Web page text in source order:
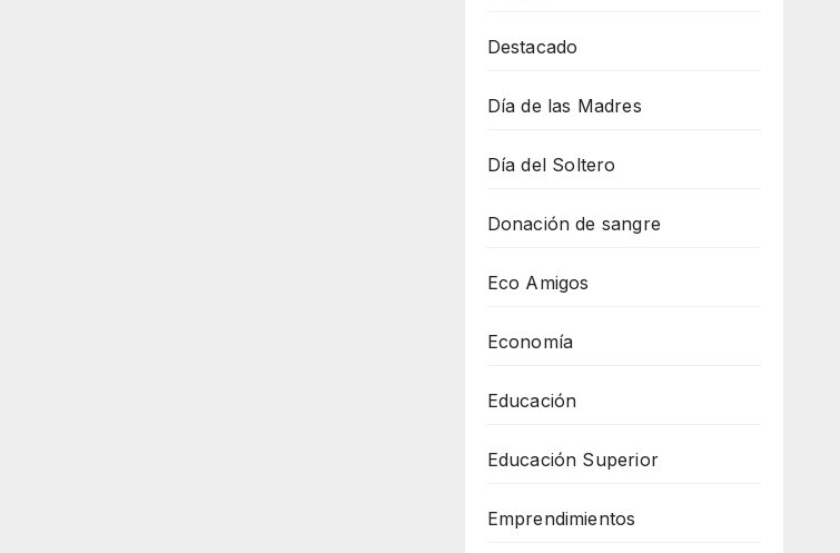
Destacado
Día de las Madres
Día del Soltero
Donación de sangre
Eco Amigos
Economía
Educación
Educación Superior
Emprendimientos